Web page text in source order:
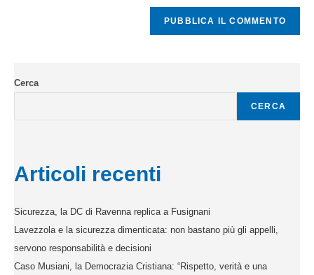
Cerca
CERCA
Articoli recenti
Sicurezza, la DC di Ravenna replica a Fusignani
Lavezzola e la sicurezza dimenticata: non bastano più gli appelli,
servono responsabilità e decisioni
Caso Musiani, la Democrazia Cristiana: “Rispetto, verità e una